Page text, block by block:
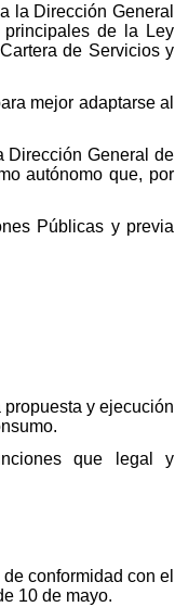
la Dirección General
de la Ley
de Servicios y
mejor adaptarse al
Dirección General de
autónomo que, por
Públicas y previa
y ejecución
que legal y
conformidad con el
10 de mayo.